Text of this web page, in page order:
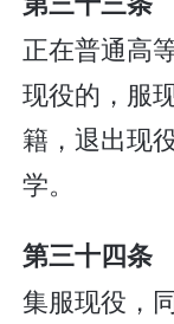
正在普通高
现役的，服
籍，退出现
学。
第三十四条
集服现役，